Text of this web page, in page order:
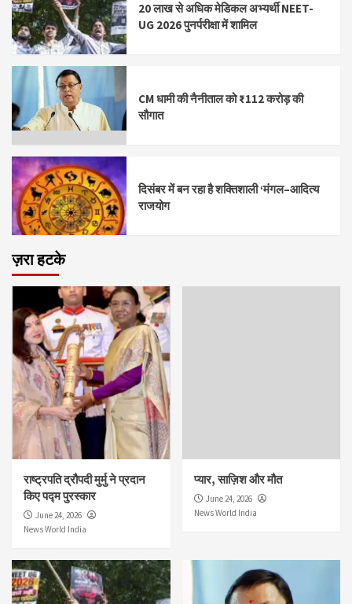
20 लाख से अधिक मेडिकल अभ्यर्थी NEET-
UG 2026 पुनर्परीक्षा में शामिल
CM धामी की नैनीताल को ₹112 करोड़ की
सौगात
दिसंबर में बन रहा है शक्तिशाली ‘मंगल–आदित्य
राजयोग
ज़रा हटके
राष्ट्रपति द्रौपदी मुर्मु ने प्रदान
किए पद्म पुरस्कार
June 24, 2026
News World India
प्यार, साज़िश और मौत
June 24, 2026
News World India